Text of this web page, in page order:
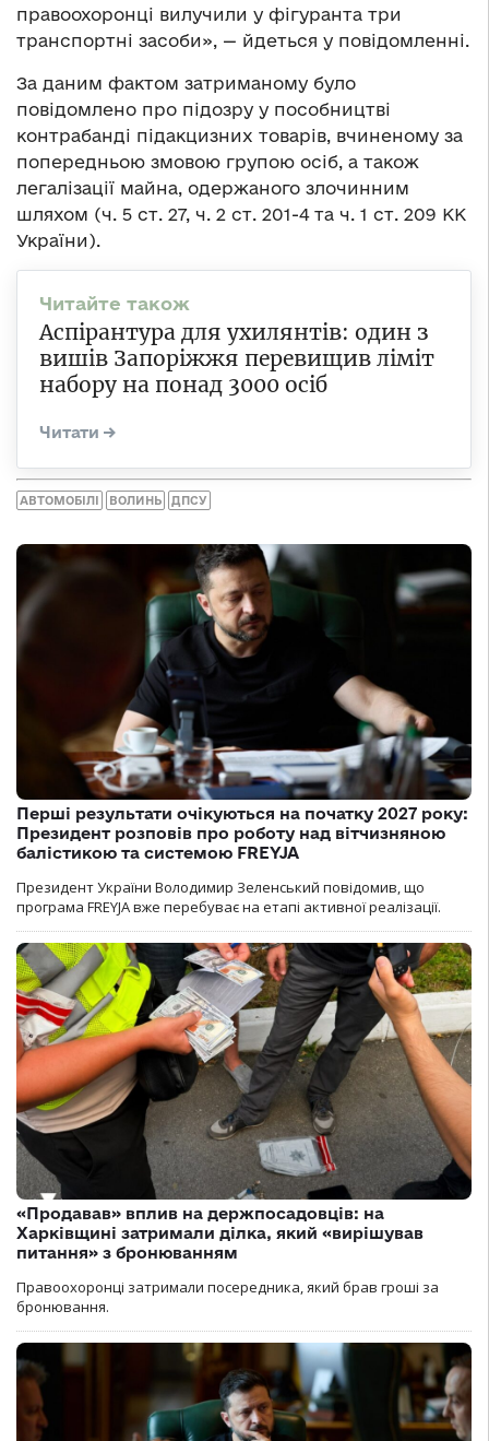
правоохоронці вилучили у фігуранта три
транспортні засоби», — йдеться у повідомленні.
За даним фактом затриманому було
повідомлено про підозру у пособництві
контрабанді підакцизних товарів, вчиненому за
попередньою змовою групою осіб, а також
легалізації майна, одержаного злочинним
шляхом (ч. 5 ст. 27, ч. 2 ст. 201-4 та ч. 1 ст. 209 КК
України).
Аспірантура для ухилянтів: один з
вишів Запоріжжя перевищив ліміт
набору на понад 3000 осіб
АВТОМОБІЛІ ВОЛИНЬ ДПСУ
Перші результати очікуються на початку 2027 року:
Президент розповів про роботу над вітчизняною
балістикою та системою FREYJA
Президент України Володимир Зеленський повідомив, що
програма FREYJA вже перебуває на етапі активної реалізації.
«Продавав» вплив на держпосадовців: на
Харківщині затримали ділка, який «вирішував
питання» з бронюванням
Правоохоронці затримали посередника, який брав гроші за
бронювання.